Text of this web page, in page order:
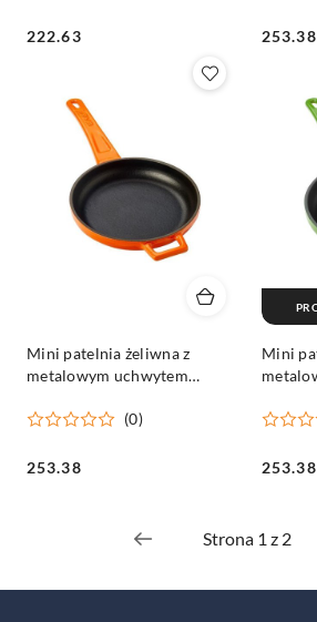
Cena:
222.63 Cena:
253.38
Mini patelnia żeliwna z
metalowym uchwytem
LAVA
(0)
Cena:
253.38
Mini
Cena:
253.38